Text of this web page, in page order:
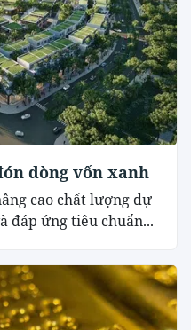
dòng vốn xanh
cao chất lượng dự
đáp ứng tiêu chuẩn...